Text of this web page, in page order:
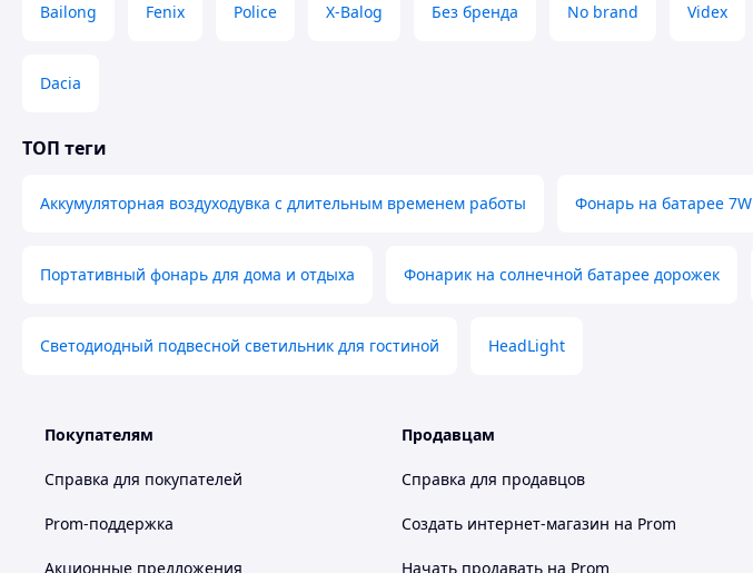
Bailong Fenix Police X-Balog Без бренда No brand Videx
Dacia
ТОП теги
Аккумуляторная воздуходувка с длительным временем работы Фонарь на батарее 7W
Портативный фонарь для дома и отдыха Фонарик на солнечной батарее дорожек
Светодиодный подвесной светильник для гостиной HeadLight
Покупателям
Справка для покупателей
Prom-поддержка
Акционные предложения
Продавцам
Справка для продавцов
Создать интернет-магазин на Prom
Начать продавать на Prom